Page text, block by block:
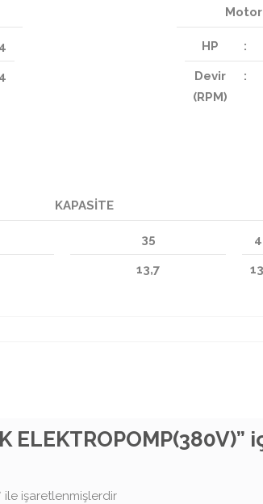
4
4
Motor
HP :
Devir
(RPM)
:
KAPASİTE
35
13,7
ile işaretlenmişlerdir